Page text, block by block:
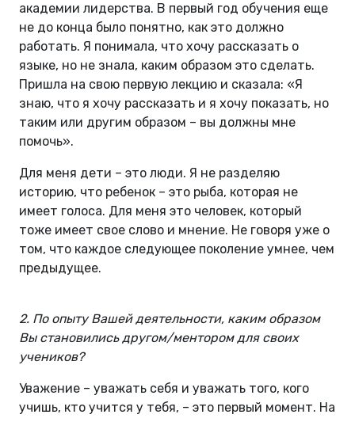
академии лидерства. В первый год обучения еще
не до конца было понятно, как это должно
работать. Я понимала, что хочу рассказать о
языке, но не знала, каким образом это сделать.
Пришла на свою первую лекцию и сказала: «Я
знаю, что я хочу рассказать и я хочу показать, но
таким или другим образом – вы должны мне
помочь».
Для меня дети – это люди. Я не разделяю
историю, что ребенок – это рыба, которая не
имеет голоса. Для меня это человек, который
тоже имеет свое слово и мнение. Не говоря уже о
том, что каждое следующее поколение умнее, чем
предыдущее.
2. По опыту Вашей деятельности, каким образом
Вы становились другом/ментором для своих
учеников?
Уважение – уважать себя и уважать того, кого
учишь, кто учится у тебя, – это первый момент. На